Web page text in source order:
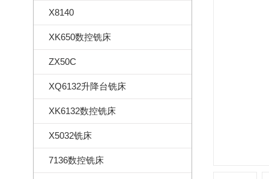
X8140
XK650数控铣床
ZX50C
XQ6132升降台铣床
XK6132数控铣床
X5032铣床
7136数控铣床